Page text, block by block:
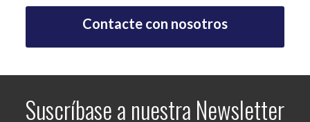
Contacte con nosotros
Suscríbase a nuestra Newsletter